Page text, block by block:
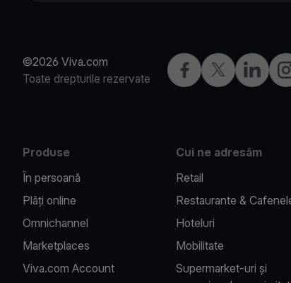
©2026 Viva.com
Toate drepturile rezervate
Facebook
X LinkedIn
Produse
În persoană
Plăți online
Omnichannel
Marketplaces
Viva.com Account
Cui ne adresăm
Retail
Restaurante &
Hoteluri
Mobilitate
Supermarket-uri și